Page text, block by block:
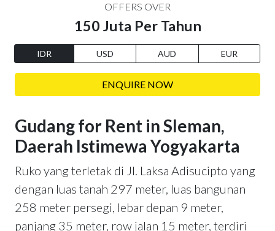
OFFERS OVER
150 Juta Per Tahun
IDR USD AUD EUR
ENQUIRE NOW
Gudang for Rent in Sleman,
Daerah Istimewa Yogyakarta
Ruko yang terletak di Jl. Laksa Adisucipto yang
dengan luas tanah 297 meter, luas bangunan
258 meter persegi, lebar depan 9 meter,
panjang 35 meter, row jalan 15 meter, terdiri